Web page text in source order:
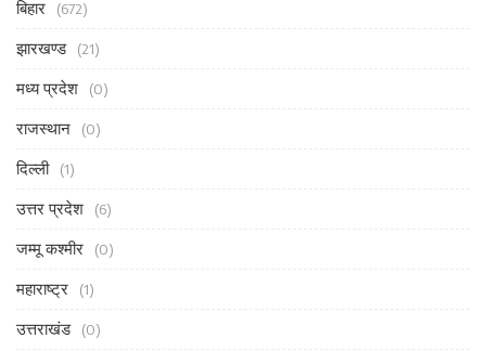
बिहार (672)
झारखण्ड (21)
मध्य प्रदेश (0)
राजस्थान (0)
दिल्ली (1)
उत्तर प्रदेश (6)
जम्मू कश्मीर (0)
महाराष्ट्र (1)
उत्तराखंड (0)